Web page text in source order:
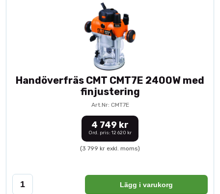
Handöverfräs CMT CMT7E 2400W med
finjustering
Art.Nr: CMT7E
4 749 kr
Ord. pris: 12 620 kr
(3 799 kr exkl. moms)
Lägg i varukorg